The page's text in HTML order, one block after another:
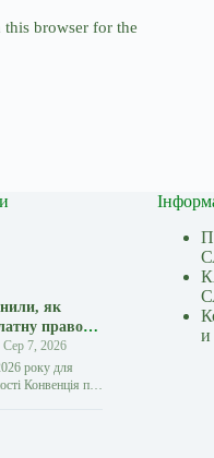
this browser for the
як
правову
—
Сер 7, 2026
року для
Конвенція про
и